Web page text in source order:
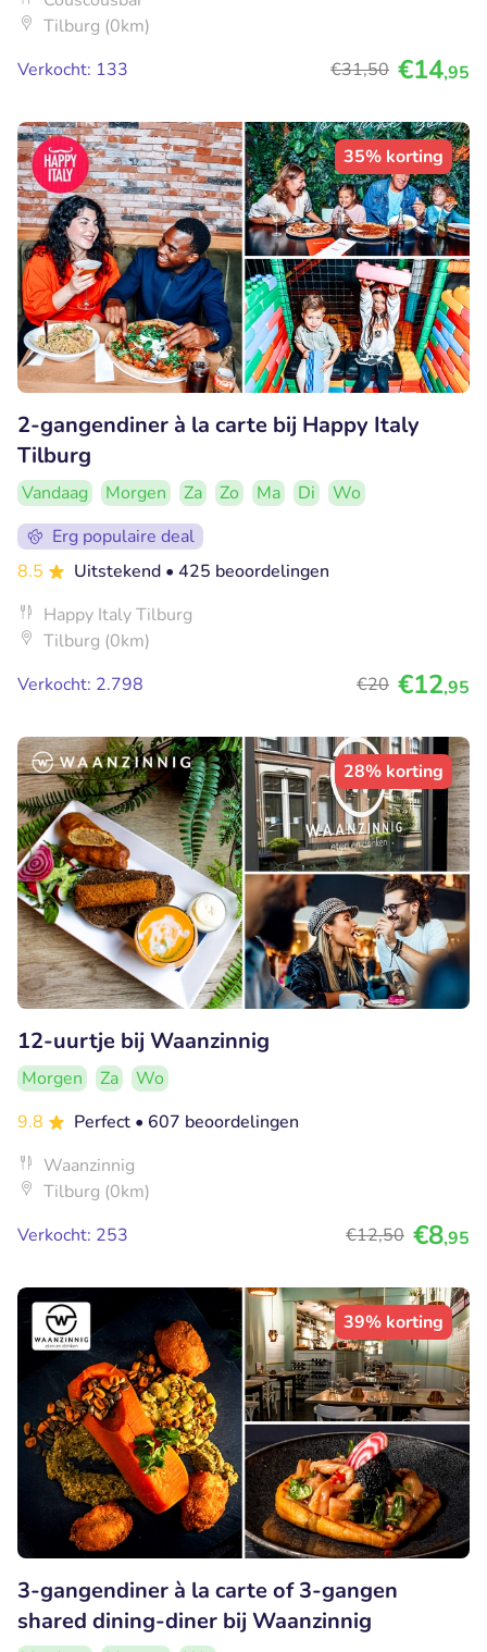
Tilburg (0km)
Verkocht: 133
€31,50 €14,95
35% korting
2-gangendiner à la carte bij Happy Italy
Tilburg
Vandaag Morgen Za Zo Ma Di
Wo
Erg populaire deal
8.5
Uitstekend • 425 beoordelingen
Happy Italy Tilburg
Tilburg (0km)
Verkocht: 2.798
€20 €12,95
28% korting
12-uurtje bij Waanzinnig
Morgen Za
Wo
9.8
Perfect • 607 beoordelingen
Waanzinnig
Tilburg (0km)
Verkocht: 253
€12,50 €8,95
39% korting
3-gangendiner à la carte of 3-gangen
shared dining-diner bij Waanzinnig